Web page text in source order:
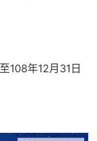
108年12月31日